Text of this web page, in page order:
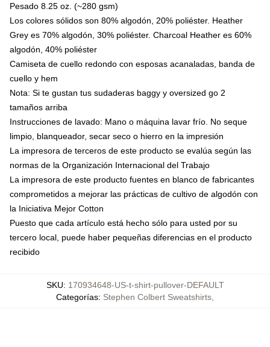
Pesado 8.25 oz. (~280 gsm)
Los colores sólidos son 80% algodón, 20% poliéster. Heather
Grey es 70% algodón, 30% poliéster. Charcoal Heather es 60%
algodón, 40% poliéster
Camiseta de cuello redondo con esposas acanaladas, banda de
cuello y hem
Nota: Si te gustan tus sudaderas baggy y oversized go 2
tamaños arriba
Instrucciones de lavado: Mano o máquina lavar frío. No seque
limpio, blanqueador, secar seco o hierro en la impresión
La impresora de terceros de este producto se evalúa según las
normas de la Organización Internacional del Trabajo
La impresora de este producto fuentes en blanco de fabricantes
comprometidos a mejorar las prácticas de cultivo de algodón con
la Iniciativa Mejor Cotton
Puesto que cada artículo está hecho sólo para usted por su
tercero local, puede haber pequeñas diferencias en el producto
recibido
SKU: 170934648-US-t-shirt-pullover-DEFAULT
Categorías: Stephen Colbert Sweatshirts